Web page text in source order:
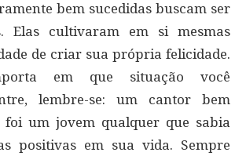
bem sucedidas buscam ser
Elas cultivaram em si mesmas
de criar sua própria felicidade.
em que situação você
lembre-se: um cantor bem
foi um jovem qualquer que sabia
positivas em sua vida. Sempre